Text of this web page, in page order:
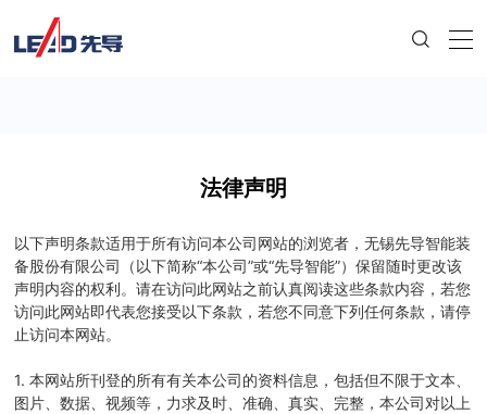
法律声明
以下声明条款适用于所有访问本公司网站的浏览者，无锡先导智能装
备股份有限公司（以下简称“本公司”或“先导智能”）保留随时更改该
声明内容的权利。请在访问此网站之前认真阅读这些条款内容，若您
访问此网站即代表您接受以下条款，若您不同意下列任何条款，请停
止访问本网站。
1. 本网站所刊登的所有有关本公司的资料信息，包括但不限于文本、
图片、数据、视频等，力求及时、准确、真实、完整，本公司对以上